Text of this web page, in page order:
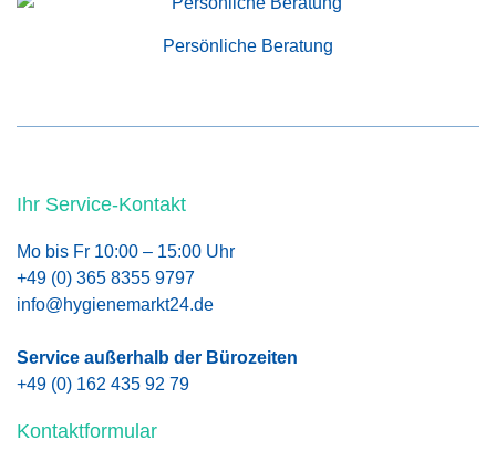
Persönliche Beratung
Ihr Service-Kontakt
Mo bis Fr 10:00 – 15:00 Uhr
+49 (0) 365 8355 9797
info@hygienemarkt24.de
Service außerhalb der Bürozeiten
+49 (0) 162 435 92 79
Kontaktformular